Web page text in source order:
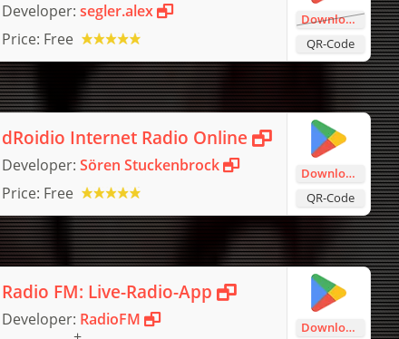
Download
QR-Code
Developer: segler.alex
Price: Free
Download
QR-Code
dRoidio Internet Radio Online
Developer: Sören Stuckenbrock
Price: Free
Download
Radio FM: Live-Radio-App
Developer: RadioFM